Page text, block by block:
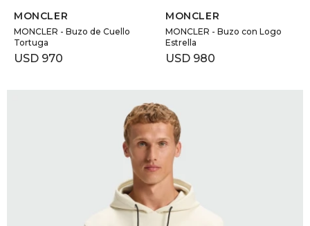
MONCLER
MONCLER - Buzo de Cuello
Tortuga
USD 970
MONCLER
MONCLER - Buzo con Logo
Estrella
USD 980